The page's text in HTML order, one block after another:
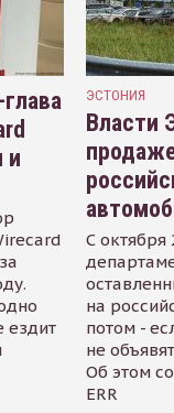
и
ездит
ЭСТОНИЯ
Власти
С
на
потом -
не
Об этом
ERR